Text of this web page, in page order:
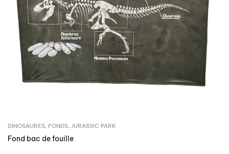
DINOSAURES, FONDS, JURASSIC PARK
Fond bac de fouille